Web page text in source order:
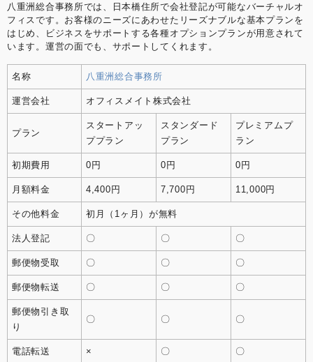
八重洲総合事務所では、日本橋住所で会社登記が可能なバーチャルオ
フィスです。お客様のニーズにあわせたリーズナブルな基本プランを
はじめ、ビジネスをサポートする各種オプションプランが用意されて
います。運営の面でも、サポートしてくれます。
名称 八重洲総合事務所
運営会社 オフィスメイト株式会社
プラン
スタートアッ
ププラン
スタンダード
プラン
プレミアムプ
ラン
初期費用 0円 0円 0円
月額料金 4,400円 7,700円 11,000円
その他料金 初月（1ヶ月）が無料
法人登記 〇 〇 〇
郵便物受取 〇 〇 〇
郵便物転送 〇 〇 〇
郵便物引き取
り
〇 〇 〇
電話転送 × 〇 〇